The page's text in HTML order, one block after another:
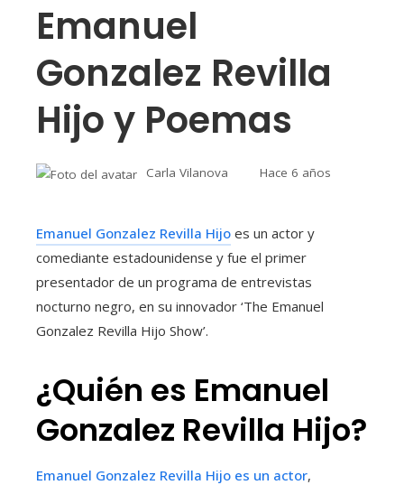
Emanuel
Gonzalez Revilla
Hijo y Poemas
Carla Vilanova Hace 6 años
Emanuel Gonzalez Revilla Hijo es un actor y
comediante estadounidense y fue el primer
presentador de un programa de entrevistas
nocturno negro, en su innovador ‘The Emanuel
Gonzalez Revilla Hijo Show’.
¿Quién es Emanuel
Gonzalez Revilla Hijo?
Emanuel Gonzalez Revilla Hijo es un actor,